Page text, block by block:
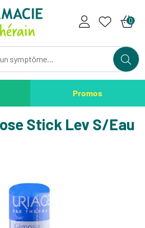
Pharmacie du Therain Votre
0
Promos
Stick Lev S/Eau